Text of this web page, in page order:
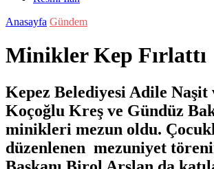
Anasayfa Gündem
Minikler Kep Fırlattı
Kepez Belediyesi Adile Naşit
Koçoğlu Kreş ve Gündüz
minikleri mezun oldu.
düzenlenen mezuniyet